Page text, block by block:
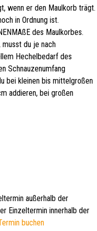
wenn er den Maulkorb trägt.
in Ordnung ist.
des Maulkorbes.
musst du je nach
Hechelbedarf des
Schnauzenumfang
bei kleinen bis mittelgroßen
addieren, bei großen
außerhalb der
Einzeltermin innerhalb der
buchen